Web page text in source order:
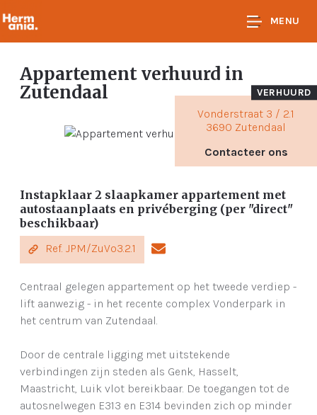
MENU
Appartement verhuurd in
Zutendaal
Vonderstraat 3 / 2.1
3690 Zutendaal
Contacteer ons
VERHUURD
Instapklaar 2 slaapkamer appartement met
autostaanplaats en privéberging (per "direct"
beschikbaar)
Ref. JPM/ZuVo3.2.1
Centraal gelegen appartement op het tweede verdiep -
lift aanwezig - in het recente complex Vonderpark in
het centrum van Zutendaal.
Door de centrale ligging met uitstekende
verbindingen zijn steden als Genk, Hasselt,
Maastricht, Luik vlot bereikbaar. De toegangen tot de
autosnelwegen E313 en E314 bevinden zich op minder